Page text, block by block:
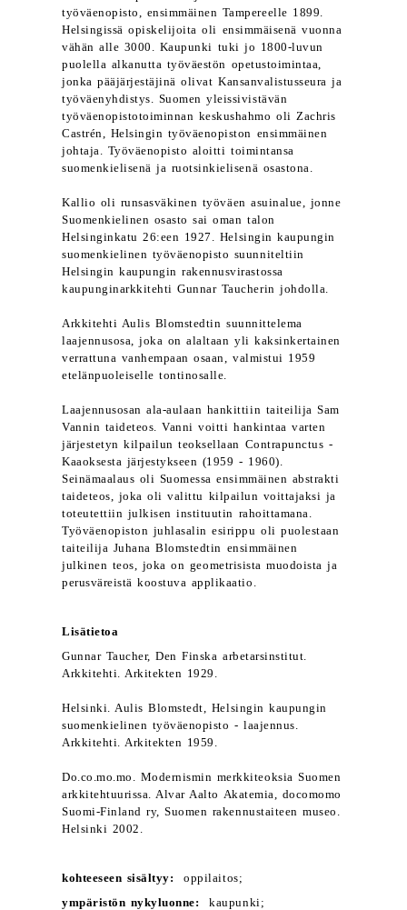
työväenopisto, ensimmäinen Tampereelle 1899.
Helsingissä opiskelijoita oli ensimmäisenä vuonna
vähän alle 3000. Kaupunki tuki jo 1800-luvun
puolella alkanutta työväestön opetustoimintaa,
jonka pääjärjestäjinä olivat Kansanvalistusseura ja
työväenyhdistys. Suomen yleissivistävän
työväenopistotoiminnan keskushahmo oli Zachris
Castrén, Helsingin työväenopiston ensimmäinen
johtaja. Työväenopisto aloitti toimintansa
suomenkielisenä ja ruotsinkielisenä osastona.
Kallio oli runsasväkinen työväen asuinalue, jonne
Suomenkielinen osasto sai oman talon
Helsinginkatu 26:een 1927. Helsingin kaupungin
suomenkielinen työväenopisto suunniteltiin
Helsingin kaupungin rakennusvirastossa
kaupunginarkkitehti Gunnar Taucherin johdolla.
Arkkitehti Aulis Blomstedtin suunnittelema
laajennusosa, joka on alaltaan yli kaksinkertainen
verrattuna vanhempaan osaan, valmistui 1959
etelänpuoleiselle tontinosalle.
Laajennusosan ala-aulaan hankittiin taiteilija Sam
Vannin taideteos. Vanni voitti hankintaa varten
järjestetyn kilpailun teoksellaan Contrapunctus -
Kaaoksesta järjestykseen (1959 - 1960).
Seinämaalaus oli Suomessa ensimmäinen abstrakti
taideteos, joka oli valittu kilpailun voittajaksi ja
toteutettiin julkisen instituutin rahoittamana.
Työväenopiston juhlasalin esirippu oli puolestaan
taiteilija Juhana Blomstedtin ensimmäinen
julkinen teos, joka on geometrisista muodoista ja
perusväreistä koostuva applikaatio.
Lisätietoa
Gunnar Taucher, Den Finska arbetarsinstitut.
Arkkitehti. Arkitekten 1929.
Helsinki. Aulis Blomstedt, Helsingin kaupungin
suomenkielinen työväenopisto - laajennus.
Arkkitehti. Arkitekten 1959.
Do.co.mo.mo. Modernismin merkkiteoksia Suomen
arkkitehtuurissa. Alvar Aalto Akatemia, docomomo
Suomi-Finland ry, Suomen rakennustaiteen museo.
Helsinki 2002.
kohteeseen sisältyy: oppilaitos;
ympäristön nykyluonne: kaupunki;